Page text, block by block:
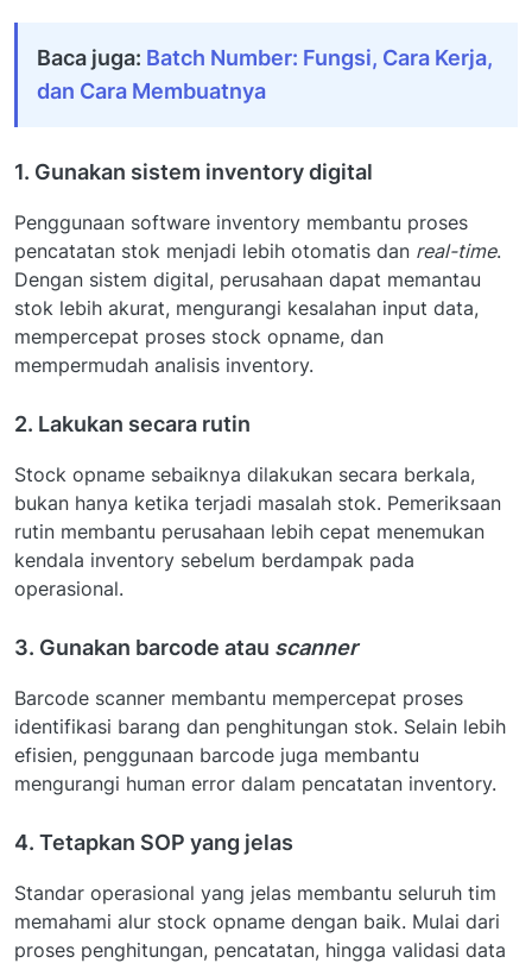
Baca juga: Batch Number: Fungsi, Cara Kerja,
dan Cara Membuatnya
1. Gunakan sistem inventory digital
Penggunaan software inventory membantu proses
pencatatan stok menjadi lebih otomatis dan real-time.
Dengan sistem digital, perusahaan dapat memantau
stok lebih akurat, mengurangi kesalahan input data,
mempercepat proses stock opname, dan
mempermudah analisis inventory.
2. Lakukan secara rutin
Stock opname sebaiknya dilakukan secara berkala,
bukan hanya ketika terjadi masalah stok. Pemeriksaan
rutin membantu perusahaan lebih cepat menemukan
kendala inventory sebelum berdampak pada
operasional.
3. Gunakan barcode atau scanner
Barcode scanner membantu mempercepat proses
identifikasi barang dan penghitungan stok. Selain lebih
efisien, penggunaan barcode juga membantu
mengurangi human error dalam pencatatan inventory.
4. Tetapkan SOP yang jelas
Standar operasional yang jelas membantu seluruh tim
memahami alur stock opname dengan baik. Mulai dari
proses penghitungan, pencatatan, hingga validasi data